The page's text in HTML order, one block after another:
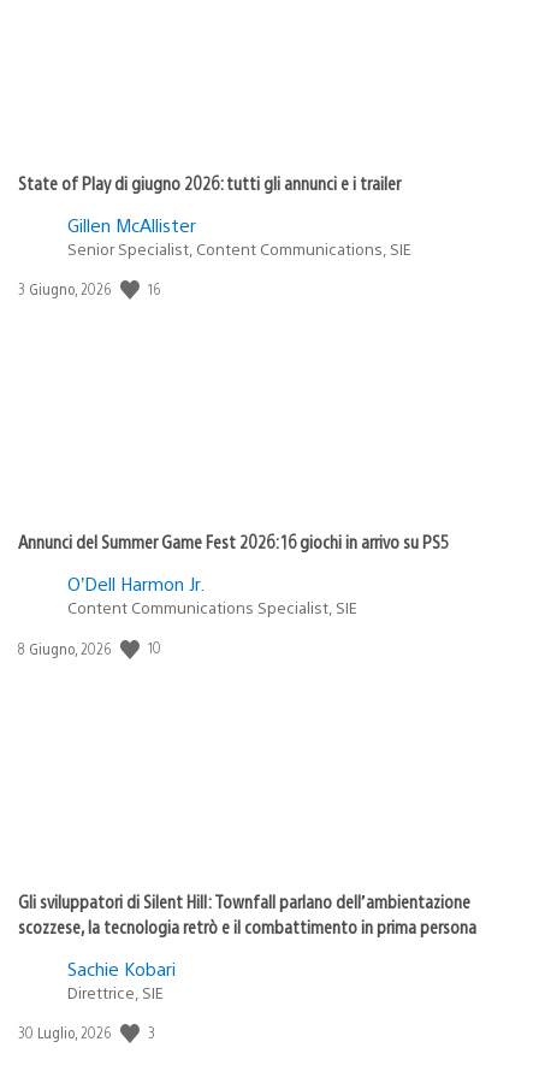
State of Play di giugno 2026: tutti gli annunci e i trailer
Gillen McAllister
Senior Specialist, Content Communications, SIE
Data
3 Giugno, 2026 16
Annunci del Summer Game Fest 2026: 16 giochi in arrivo su PS5
O’Dell Harmon Jr.
Content Communications Specialist, SIE
Data
8 Giugno, 2026 10
Gli sviluppatori di Silent Hill: Townfall parlano dell’ambientazione
scozzese, la tecnologia retrò e il combattimento in prima persona
Sachie Kobari
Direttrice, SIE
Data
30 Luglio, 2026 3